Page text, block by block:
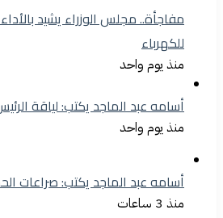
مفاجأة.. مجلس الوزراء يشيد
للكهرباء
منذ يوم واحد
أسامه عبد الماجد يكتب: لياقة
منذ يوم واحد
أسامه عبد الماجد يكتب: صراعات
منذ 3 ساعات